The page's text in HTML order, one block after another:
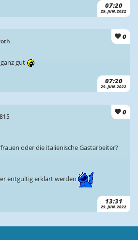
07:20
29. JUN. 2022
0
07:20
29. JUN. 2022
gut
0
13:31
29. JUN. 2022
oder die italienische Gastarbeiter?
entgültig erklärt werden